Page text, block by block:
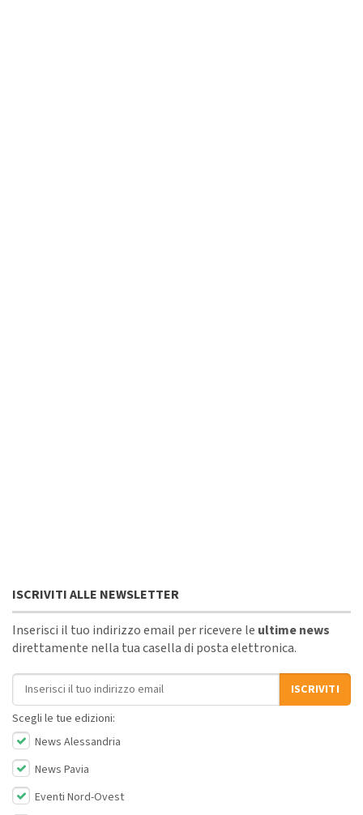
ISCRIVITI ALLE NEWSLETTER
Inserisci il tuo indirizzo email per ricevere le ultime news
direttamente nella tua casella di posta elettronica.
Indirizzo email
ISCRIVITI
Scegli le tue edizioni:
News Alessandria
News Pavia
Eventi Nord-Ovest